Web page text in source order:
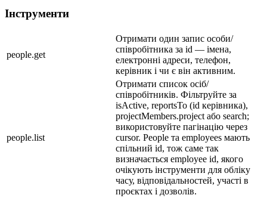
Інструменти
people.get
Отримати один запис особи/
співробітника за id — імена,
електронні адреси, телефон,
керівник і чи є він активним.
people.list
Отримати список осіб/
співробітників. Фільтруйте за
isActive, reportsTo (id керівника),
projectMembers.project або search;
використовуйте пагінацію через
cursor. People та employees мають
спільний id, тож саме так
визначається employee id, якого
очікують інструменти для обліку
часу, відповідальностей, участі в
проєктах і дозволів.